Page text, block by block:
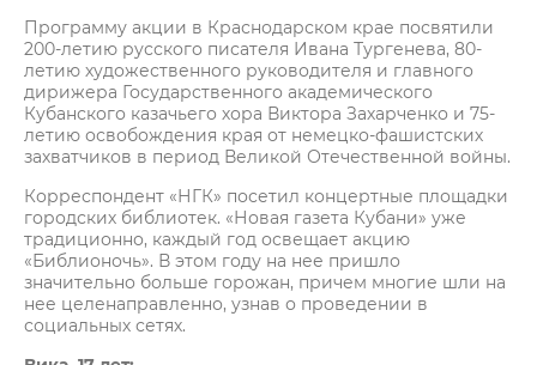
Программу акции в Краснодарском крае посвятили
200-летию русского писателя Ивана Тургенева, 80-
летию художественного руководителя и главного
дирижера Государственного академического
Кубанского казачьего хора Виктора Захарченко и 75-
летию освобождения края от немецко-фашистских
захватчиков в период Великой Отечественной войны.
Корреспондент «НГК» посетил концертные площадки
городских библиотек. «Новая газета Кубани» уже
традиционно, каждый год освещает акцию
«Библионочь». В этом году на нее пришло
значительно больше горожан, причем многие шли на
нее целенаправленно, узнав о проведении в
социальных сетях.